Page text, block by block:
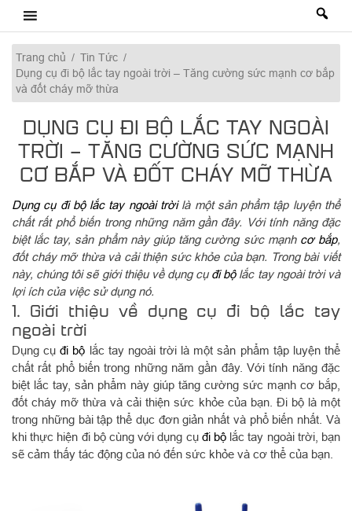
content
Trang chủ / Tin Tức /
Dụng cụ đi bộ lắc tay ngoài trời – Tăng cường sức mạnh cơ bắp
và đốt cháy mỡ thừa
DỤNG CỤ ĐI BỘ LẮC TAY NGOÀI
TRỜI – TĂNG CƯỜNG SỨC MẠNH
CƠ BẮP VÀ ĐỐT CHÁY MỠ THỪA
Dụng cụ đi bộ lắc tay ngoài trờilà một sản phẩm tập luyện thể
chất rất phổ biến trong những năm gần đây. Với tính năng đặc
biệt lắc tay, sản phẩm này giúp tăng cường sức mạnh cơ bắp,
đốt cháy mỡ thừa và cải thiện sức khỏe của bạn. Trong bài viết
này, chúng tôi sẽ giới thiệu về dụng cụ đi bộlắc tay ngoài trời và
lợi ích của việc sử dụng nó.
1. Giới thiệu về dụng cụ đi bộ lắc tay
ngoài trời
Dụng cụđi bộ lắc tay ngoài trời là một sản phẩm tập luyện thể
chất rất phổ biến trong những năm gần đây. Với tính năng đặc
biệt lắc tay, sản phẩm này giúp tăng cường sức mạnh cơ bắp,
đốt cháy mỡ thừa và cải thiện sức khỏe của bạn. Đi bộ là một
trong những bài tập thể dục đơn giản nhất và phổ biến nhất. Và
khi thực hiện đi bộ cùng với dụng cụ đi bộ lắc tay ngoài trời, bạn
sẽ cảm thấy tác động của nó đến sức khỏe và cơ thể của bạn.